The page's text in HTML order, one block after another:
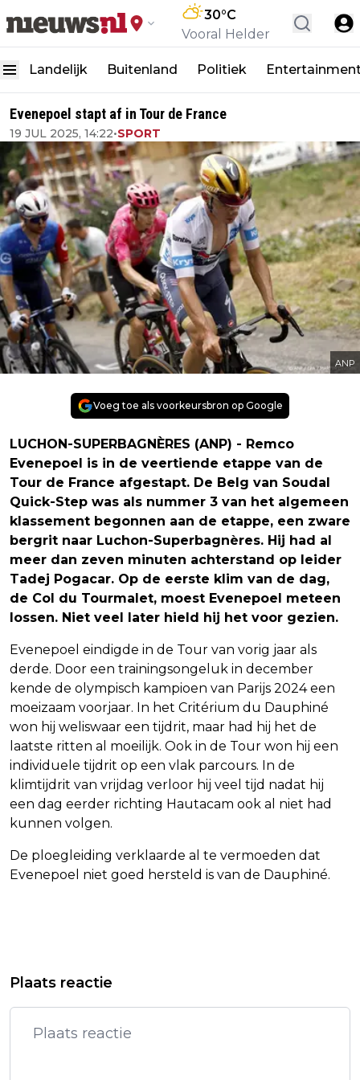
30°C
Vooral Helder
Landelijk Buitenland Politiek
Evenepoel stapt af in Tour de France
19 JUL 2025, 14:22•SPORT
ANP
Voeg toe als voorkeursbron op Google
LUCHON-SUPERBAGNÈRES (ANP) - Remco
Evenepoel is in de veertiende etappe van de
Tour de France afgestapt. De Belg van Soudal
Quick-Step was als nummer 3 van het algemeen
klassement begonnen aan de etappe, een zware
bergrit naar Luchon-Superbagnères. Hij had al
meer dan zeven minuten achterstand op leider
Tadej Pogacar. Op de eerste klim van de dag,
de Col du Tourmalet, moest Evenepoel meteen
lossen. Niet veel later hield hij het voor gezien.
Evenepoel eindigde in de Tour van vorig jaar als
derde. Door een trainingsongeluk in december
kende de olympisch kampioen van Parijs 2024 een
moeizaam voorjaar. In het Critérium du Dauphiné
won hij weliswaar een tijdrit, maar had hij het de
laatste ritten al moeilijk. Ook in de Tour won hij een
individuele tijdrit op een vlak parcours. In de
klimtijdrit van vrijdag verloor hij veel tijd nadat hij
een dag eerder richting Hautacam ook al niet had
kunnen volgen.
De ploegleiding verklaarde al te vermoeden dat
Evenepoel niet goed hersteld is van de Dauphiné.
BESCHERMING MINDERHEDEN, ISRAËL
AJAX DICHT BIJ KOMST
MIDDENVELDER GLOUKH
Plaats reactie